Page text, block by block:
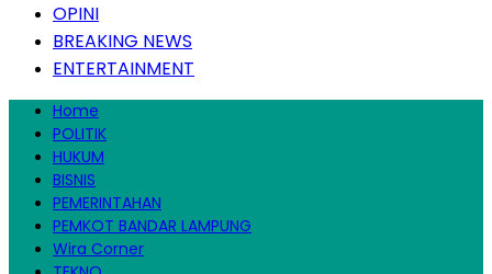
OPINI
BREAKING NEWS
ENTERTAINMENT
Home
POLITIK
HUKUM
BISNIS
PEMERINTAHAN
PEMKOT BANDAR LAMPUNG
Wira Corner